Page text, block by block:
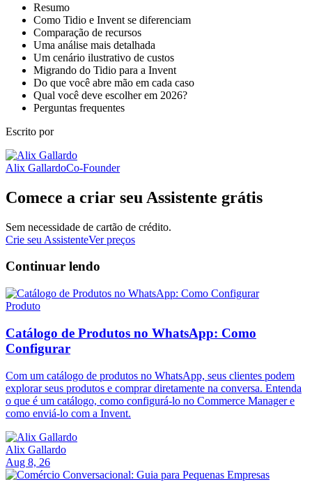
Resumo
Como Tidio e Invent se diferenciam
Comparação de recursos
Uma análise mais detalhada
Um cenário ilustrativo de custos
Migrando do Tidio para a Invent
Do que você abre mão em cada caso
Qual você deve escolher em 2026?
Perguntas frequentes
Escrito por
Alix GallardoCo-Founder
Comece a criar seu Assistente grátis
Sem necessidade de cartão de crédito.
Crie seu AssistenteVer preços
Continuar lendo
Produto
Catálogo de Produtos no WhatsApp: Como
Configurar
Com um catálogo de produtos no WhatsApp, seus clientes podem
explorar seus produtos e comprar diretamente na conversa. Entenda
o que é um catálogo, como configurá-lo no Commerce Manager e
como enviá-lo com a Invent.
Alix Gallardo
Aug 8, 26